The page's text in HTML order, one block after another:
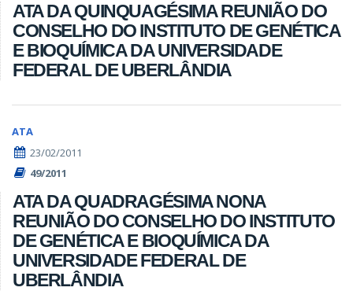
ATA DA QUINQUAGÉSIMA REUNIÃO DO
CONSELHO DO INSTITUTO DE GENÉTICA
E BIOQUÍMICA DA UNIVERSIDADE
FEDERAL DE UBERLÂNDIA
ATA
23/02/2011
49/2011
ATA DA QUADRAGÉSIMA NONA
REUNIÃO DO CONSELHO DO INSTITUTO
DE GENÉTICA E BIOQUÍMICA DA
UNIVERSIDADE FEDERAL DE
UBERLÂNDIA